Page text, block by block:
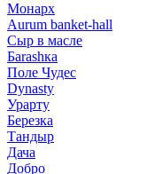
Монарх
Aurum banket-hall
Сыр в масле
Баrаshка
Поле Чудес
Dynasty
Урарту
Березка
Тандыр
Дача
Добро